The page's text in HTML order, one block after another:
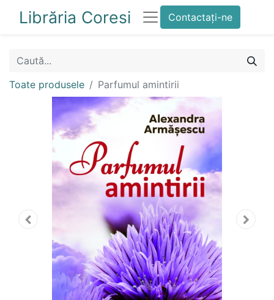
Librăria Coresi Contactați-ne
Toate produsele Parfumul amintirii